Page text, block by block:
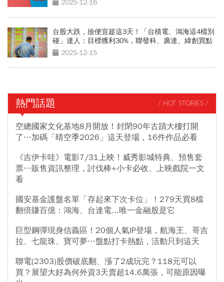
2025-12-16
台股大跌，撿便宜趁這3天！「台積電、鴻海這4檔別
碰」達人：目標獲利30%，聯發科、廣達、緯創買點
曝光2025-12-15
熱門話題 / HOT STORIES /
空總國家文化基地8月開放！封閉90年古蹟大樓打開
了…加碼「晴空季2026」這天登場，16件作品必看
《吉伊卡哇》電影7/31上映！威秀影城特典、預售套
票…販售資訊整理，討伐棒+小卡必收、上映戲院一文
看
國安基金護盤名單「存起來下次卡位」！279天買8檔
翻倍賺百億：鴻海、台達電...唯一金融股是它
巨型鋼彈現身信義區！20個人氣IP登場，航海王、哥吉
拉、七龍珠、寶可夢…盤點打卡熱點，活動只到這天
聯電(2303)股價破底翻、漲了2成玩完？118元可以
買？展望大好為何外資3天賣超14.6萬張，可能原因曝